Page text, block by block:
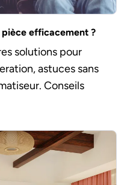
efficacement ?
solutions pour
astuces sans
Conseils